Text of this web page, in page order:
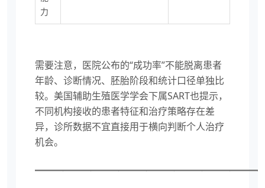
力
需要注意，医院公布的“成功率”不能脱离患者
年龄、诊断情况、胚胎阶段和统计口径单独比
较。美国辅助生殖医学学会下属SART也提示，
不同机构接收的患者特征和治疗策略存在差
异，诊所数据不宜直接用于横向判断个人治疗
机会。